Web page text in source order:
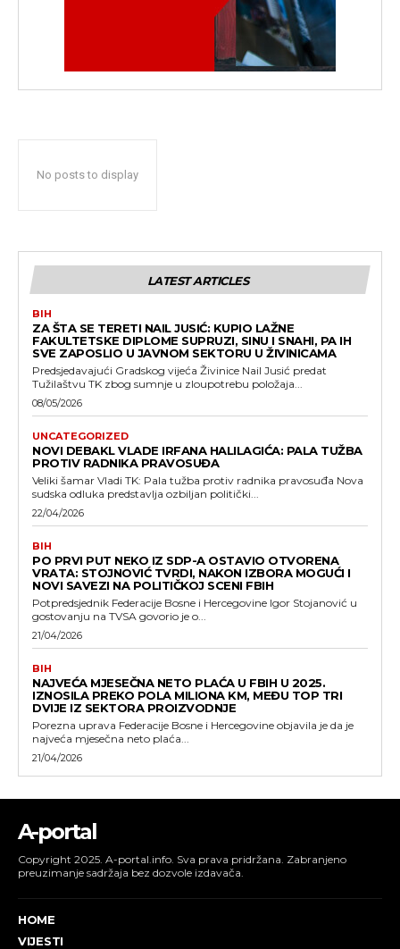
No posts to display
LATEST ARTICLES
BIH
ZA ŠTA SE TERETI NAIL JUSIĆ: KUPIO LAŽNE
FAKULTETSKE DIPLOME SUPRUZI, SINU I SNAHI, PA IH
SVE ZAPOSLIO U JAVNOM SEKTORU U ŽIVINICAMA
Predsjedavajući Gradskog vijeća Živinice Nail Jusić predat
Tužilaštvu TK zbog sumnje u zloupotrebu položaja...
08/05/2026
UNCATEGORIZED
NOVI DEBAKL VLADE IRFANA HALILAGIĆA: PALA TUŽBA
PROTIV RADNIKA PRAVOSUĐA
Veliki šamar Vladi TK: Pala tužba protiv radnika pravosuđa Nova
sudska odluka predstavlja ozbiljan politički...
22/04/2026
BIH
PO PRVI PUT NEKO IZ SDP-A OSTAVIO OTVORENA
VRATA: STOJNOVIĆ TVRDI, NAKON IZBORA MOGUĆI I
NOVI SAVEZI NA POLITIČKOJ SCENI FBIH
Potpredsjednik Federacije Bosne i Hercegovine Igor Stojanović u
gostovanju na TVSA govorio je o...
21/04/2026
BIH
NAJVEĆA MJESEČNA NETO PLAĆA U FBIH U 2025.
IZNOSILA PREKO POLA MILIONA KM, MEĐU TOP TRI
DVIJE IZ SEKTORA PROIZVODNJE
Porezna uprava Federacije Bosne i Hercegovine objavila je da je
najveća mjesečna neto plaća...
21/04/2026
A-portal
Copyright 2025. A-portal.info. Sva prava pridržana. Zabranjeno
preuzimanje sadržaja bez dozvole izdavača.
HOME
VIJESTI